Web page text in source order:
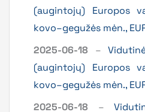
(augintojų) Europos
kovo–gegužės mėn.,
2025-06-18 –
(augintojų) Europos
kovo–gegužės mėn.,
2025-06-18 –